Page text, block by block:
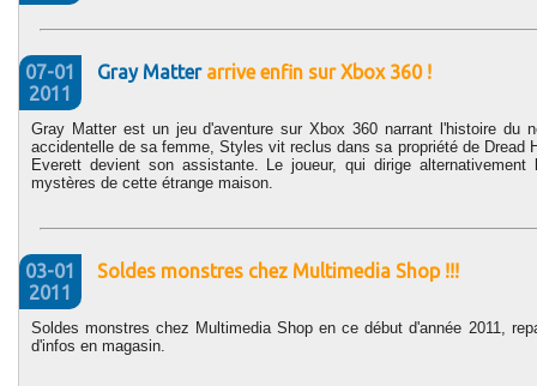
07-01
2011
Gray Matterarrive enfin sur Xbox 360 !
Gray Matter est un jeu d'aventure sur Xbox 360 narrant l'histoire du
accidentelle de sa femme, Styles vit reclus dans sa propriété de Dread
Everett devient son assistante. Le joueur, qui dirige
mystères de cette étrange maison.
03-01
2011
Soldes monstres chez Multimedia Shop !!!
Soldes monstres chez Multimedia Shop en ce début d'année 2011,
d'infos en magasin.